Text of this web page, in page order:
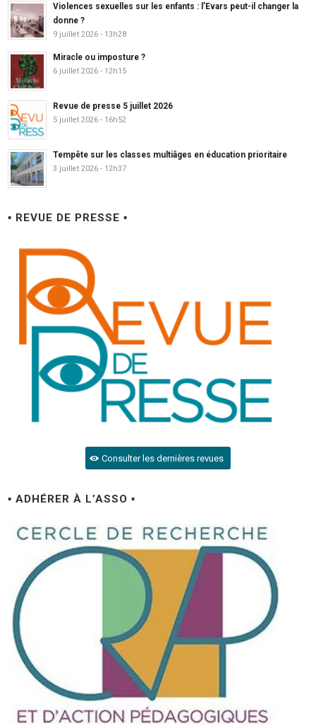
Violences sexuelles sur les enfants : l’Evars peut-il changer la
donne ?
9 juillet 2026 - 13h28
Miracle ou imposture ?
6 juillet 2026 - 12h15
Revue de presse 5 juillet 2026
5 juillet 2026 - 16h52
Tempête sur les classes multiâges en éducation prioritaire
3 juillet 2026 - 12h37
▪ REVUE DE PRESSE ▪
Consulter les dernières revues
▪ ADHÉRER À L’ASSO ▪